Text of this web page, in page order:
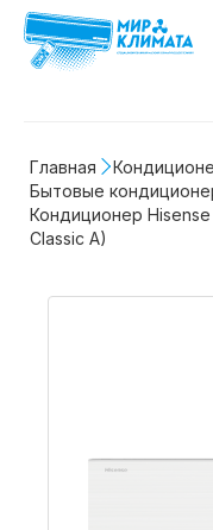
Главная
Бытовые
Кондиционер Hisense
Classic A)